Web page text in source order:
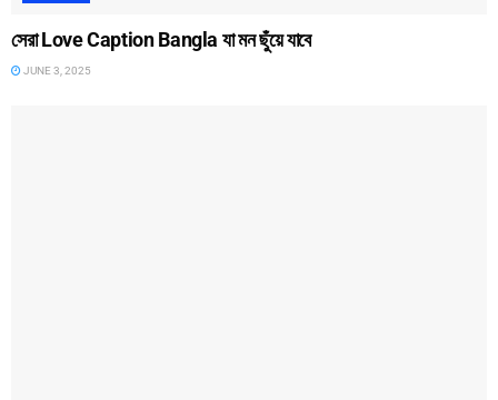
সেরা Love Caption Bangla যা মন ছুঁয়ে যাবে
JUNE 3, 2025